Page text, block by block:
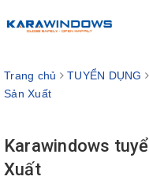
Trang chủ TUYỂN DỤNG
Sản Xuất
Karawindows
Xuất